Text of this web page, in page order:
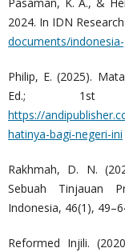
Pasaman, K. A., &
2024. In IDN
documents/
Philip, E. (2025).
Ed.; 1st
https://
hatinya-bagi-negeri-ini
Rakhmah, D. N.
Sebuah Tinjauan
Indonesia, 46(1),
Reformed Injili.